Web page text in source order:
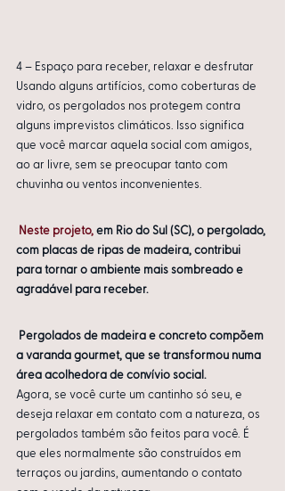
4 – Espaço para receber, relaxar e desfrutar
Usando alguns artifícios, como coberturas de
vidro, os pergolados nos protegem contra
alguns imprevistos climáticos. Isso significa
que você marcar aquela social com amigos,
ao ar livre, sem se preocupar tanto com
chuvinha ou ventos inconvenientes.
Neste projeto, em Rio do Sul (SC), o pergolado,
com placas de ripas de madeira, contribui
para tornar o ambiente mais sombreado e
agradável para receber.
Pergolados de madeira e concreto compõem
a varanda gourmet, que se transformou numa
área acolhedora de convívio social.
Agora, se você curte um cantinho só seu, e
deseja relaxar em contato com a natureza, os
pergolados também são feitos para você. É
que eles normalmente são construídos em
terraços ou jardins, aumentando o contato